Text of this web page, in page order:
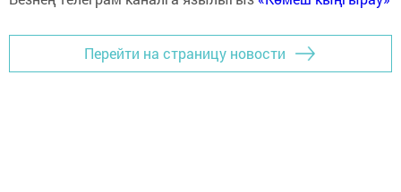
Перейти на страницу новости